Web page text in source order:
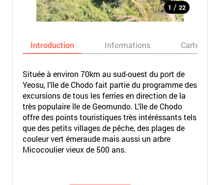
1 / 22
Introduction Informations Carte
Située à environ 70km au sud-ouest du port de
Yeosu, l’île de Chodo fait partie du programme des
excursions de tous les ferries en direction de la
très populaire île de Geomundo. L’île de Chodo
offre des points touristiques très intéréssants tels
que des petits villages de pêche, des plages de
couleur vert émeraude mais aussi un arbre
Micocoulier vieux de 500 ans.